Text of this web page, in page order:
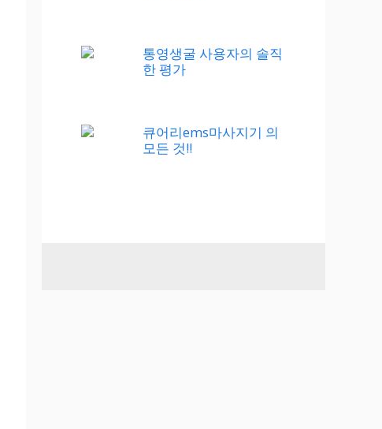
통영생굴 사용자의 솔직
한 평가
큐어리ems마사지기 의
모든 것!!